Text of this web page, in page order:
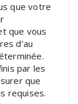
que votre
que vous
d’au
par les
que
requises.